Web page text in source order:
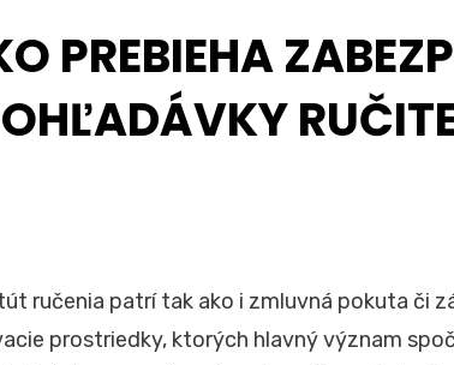
PREBIEHA
ručenia patrí tak ako i zmluvná pokuta či
prostriedky, ktorých hlavný význam